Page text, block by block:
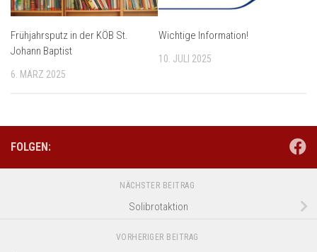
Frühjahrsputz in der KÖB St.
Johann Baptist
6. MÄRZ 2025
Wichtige Information!
10. JULI 2025
FOLGEN:
NÄCHSTER BEITRAG
Solibrotaktion
VORHERIGER BEITRAG